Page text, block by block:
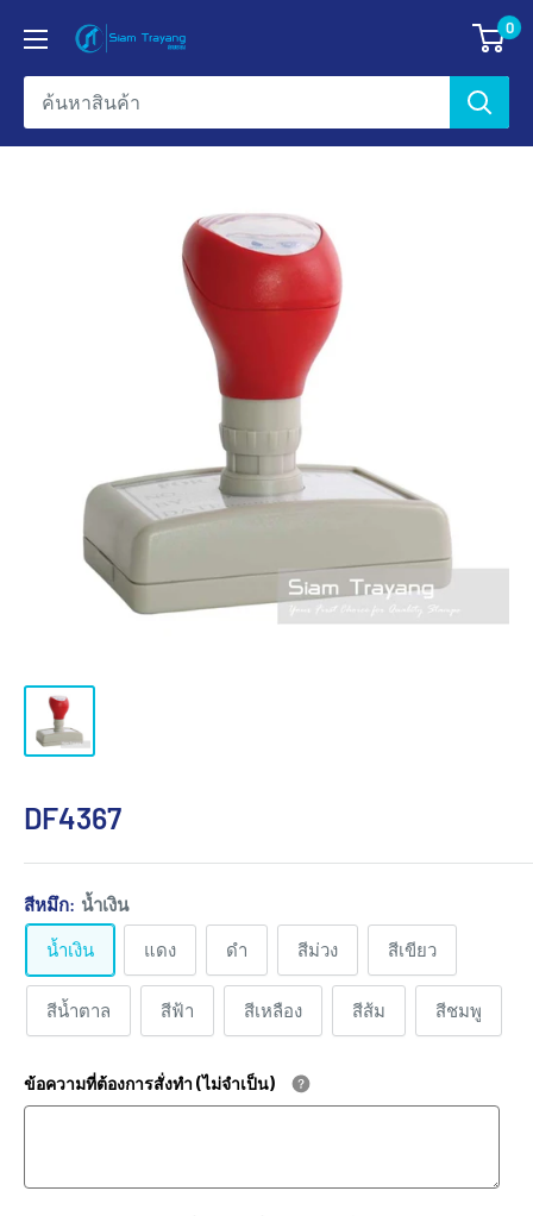
เนื้อหา
ข้อมูล
บริษัท
สยาม
0
DF4367
สีหมึก: น้ำเงิน
น้ำเงิน แดง ดำ สีม่วง สีเขียว
สีน้ำตาล สีฟ้า สีเหลือง สีส้ม สีชมพู
ข้อความที่ต้องการสั่งทำ (ไม่จำเป็น)